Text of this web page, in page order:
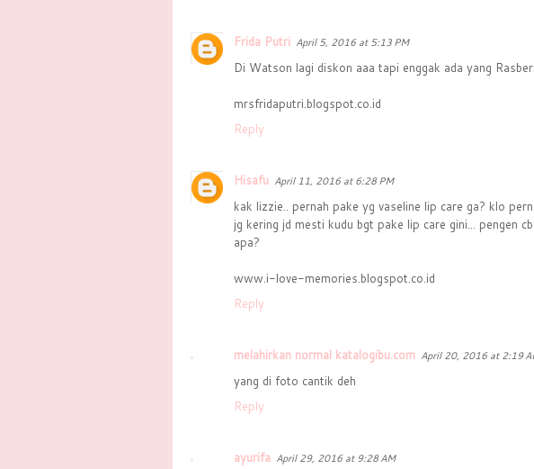
Frida Putri April 5, 2016 at 5:13 PM
Di Watson lagi diskon aaa tapi enggak ada yang
mrsfridaputri.blogspot.co.id
Reply
Hisafu April 11, 2016 at 6:28 PM
kak lizzie.. pernah pake yg vaseline lip care ga? klo
jg kering jd mesti kudu bgt pake lip care gini... pengen
apa?
www.i-love-memories.blogspot.co.id
Reply
melahirkan normal katalogibu.com April 20, 2016 at 2:19
yang di foto cantik deh
Reply
ayurifa April 29, 2016 at 9:28 AM